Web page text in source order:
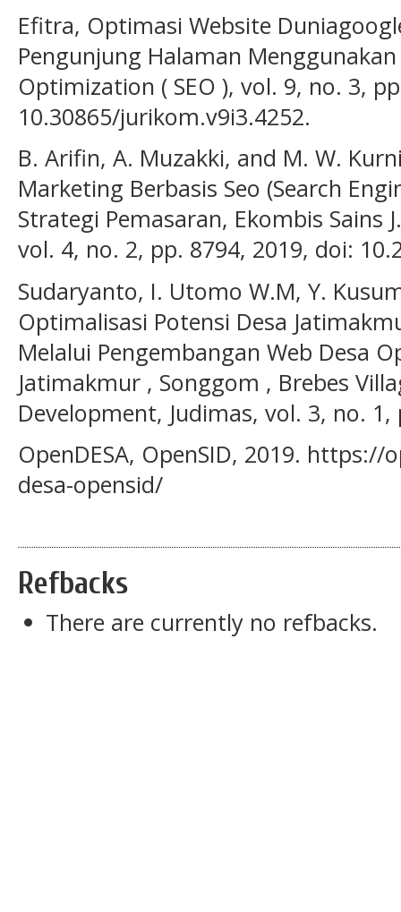
Efitra, Optimasi Website
Pengunjung Halaman
Optimization ( SEO ), vol. 9, no. 3,
10.30865/jurikom.v9i3.4252.
B. Arifin, A. Muzakki, and M. W.
Marketing Berbasis Seo (Search
Strategi Pemasaran, Ekombis Sains
vol. 4, no. 2, pp. 8794, 2019, doi:
Sudaryanto, I. Utomo W.M, Y.
Optimalisasi Potensi Desa
Melalui Pengembangan Web Desa
Jatimakmur , Songgom , Brebes
Development, Judimas, vol. 3, no. 1,
OpenDESA, OpenSID, 2019.
desa-opensid/
Refbacks
There are currently no refbacks.